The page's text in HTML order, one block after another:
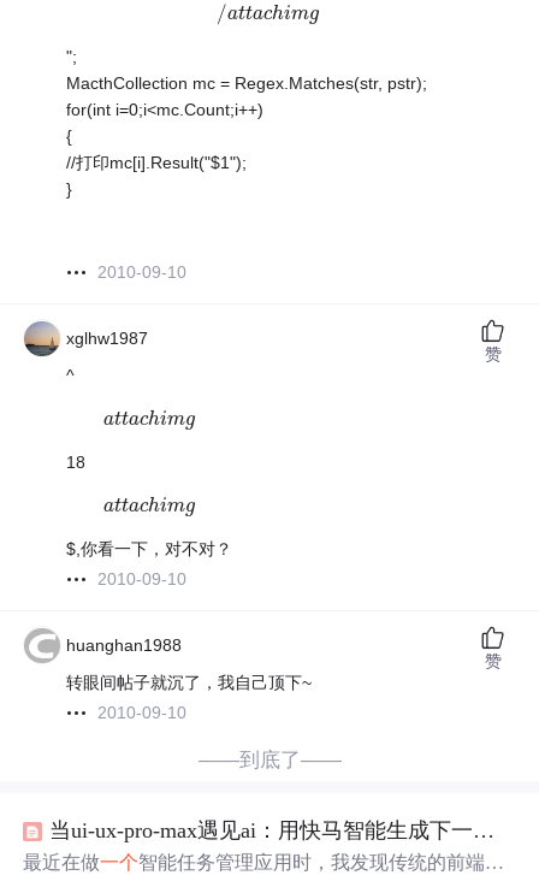
/attachimg
/attachimg
";
MacthCollection mc = Regex.Matches(str, pstr);
for(int i=0;i<mc.Count;i++)
{
//打印mc[i].Result("$1");
}
2010-09-10
xglhw1987
^
attachimg
attachimg
18
attachimg
attachimg
$,你看一下，对不对？
2010-09-10
赞
huanghan1988
转眼间帖子就沉了，我自己顶下~
2010-09-10
赞
——到底了——
当ui-ux-pro-max遇见ai：用快马智能生成下一代自适应任务管理界面
最近在做一个智能任务管理应用时，我发现传统的前端开